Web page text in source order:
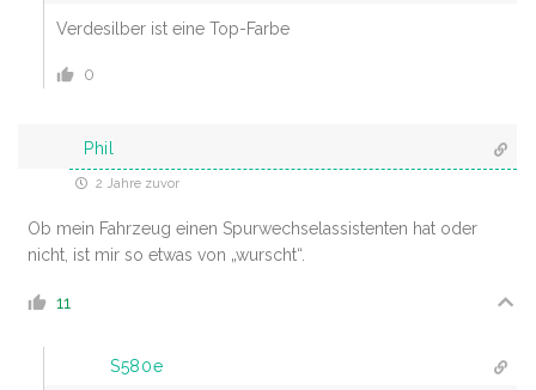
Verdesilber ist eine Top-Farbe
0
Phil
2 Jahre zuvor
Ob mein Fahrzeug einen Spurwechselassistenten hat oder
nicht, ist mir so etwas von „wurscht“.
11
S580e